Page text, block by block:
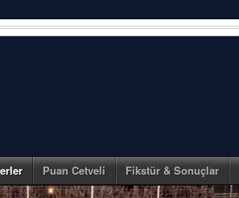
Puan Cetveli Fikstür & Sonuçlar